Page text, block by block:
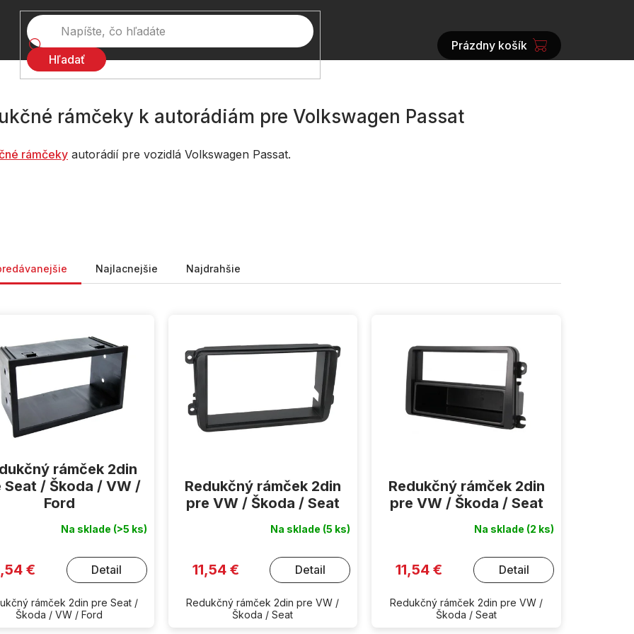
Hľadať
NÁKUPNÝ
Prázdny košík
rámčeky k autorádiám pre Volkswagen Passat
né rámčeky autorádií pre vozidlá Volkswagen Passat.
Najlacnejšie Najdrahšie
rámček 2din
Seat / Škoda / VW /
Ford
Na sklade (>5 ks)
€ Detail
rámček 2din pre Seat /
Škoda / VW / Ford
Redukčný rámček 2din
pre VW / Škoda / Seat
Na sklade (5 ks)
11,54 € Detail
Redukčný rámček 2din pre VW /
Škoda / Seat
Redukčný rámček 2din
pre VW / Škoda / Seat
Na sklade (2 ks)
11,54 € Detail
Redukčný rámček 2din pre VW /
Škoda / Seat